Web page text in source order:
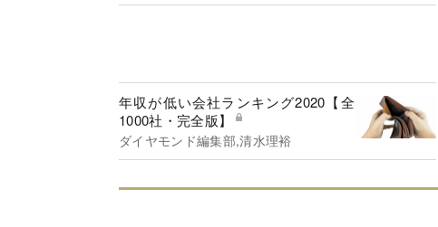
年収が低い会社ランキング2020【全
1000社・完全版】
ダイヤモンド編集部,清水理裕